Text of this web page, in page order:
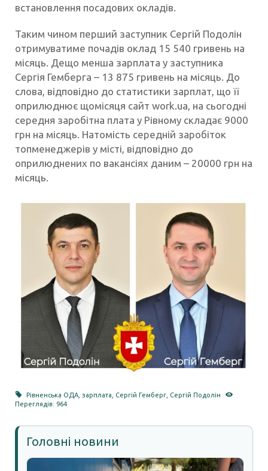
встановлення посадових окладів.
Таким чином перший заступник Сергій Подолін
отримуватиме почадів оклад 15 540 гривень на
місяць. Дещо менша зарплата у заступника
Сергія Гемберга – 13 875 гривень на місяць. До
слова, відповідно до статистики зарплат, що її
оприлюднює щомісяця сайт work.ua, на сьогодні
середня заробітна плата у Рівному складає 9000
грн на місяць. Натомість середній заробіток
топменеджерів у місті, відповідно до
оприлюднених по вакансіях даним – 20000 грн на
місяць.
Рівненська ОДА ,зарплата Сергій Гемберг Сергій Подолін
Переглядів: 964
Головні новини